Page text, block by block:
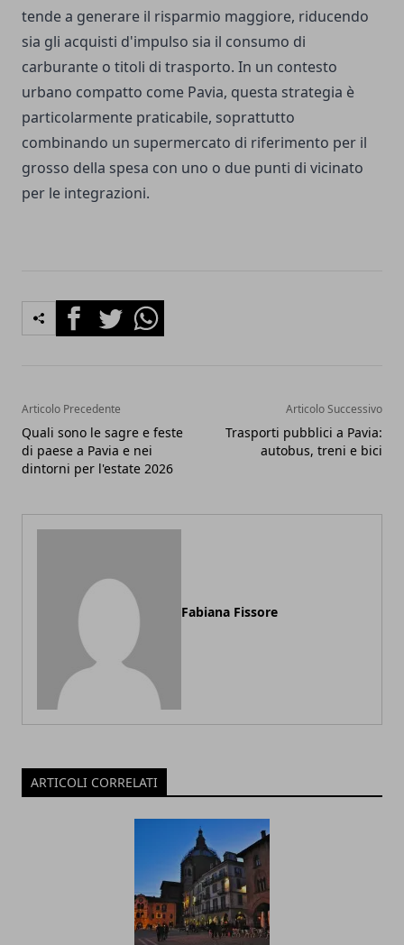
tende a generare il risparmio maggiore, riducendo
sia gli acquisti d'impulso sia il consumo di
carburante o titoli di trasporto. In un contesto
urbano compatto come Pavia, questa strategia è
particolarmente praticabile, soprattutto
combinando un supermercato di riferimento per il
grosso della spesa con uno o due punti di vicinato
per le integrazioni.
FacebookTwitterWhatsapp
Articolo Precedente
Quali sono le sagre e feste
di paese a Pavia e nei
dintorni per l'estate 2026
Articolo Successivo
Trasporti pubblici a Pavia:
autobus, treni e bici
Fabiana Fissore
ARTICOLI CORRELATI